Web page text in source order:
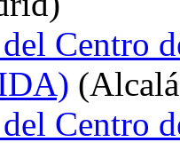
Centro
Centro